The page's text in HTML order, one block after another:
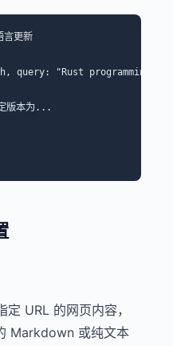
更新
query: "Rust programming
版本为...
定 URL 的网页内容，
Markdown 或纯文本